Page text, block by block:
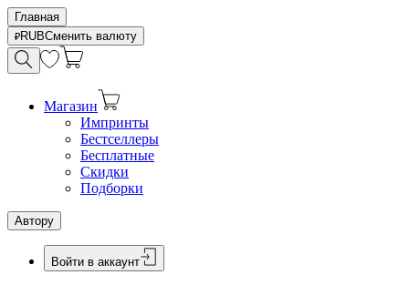
Главная
RUBСменить валюту
Магазин
Импринты
Бестселлеры
Бесплатные
Скидки
Подборки
Автору
Войти в аккаунт